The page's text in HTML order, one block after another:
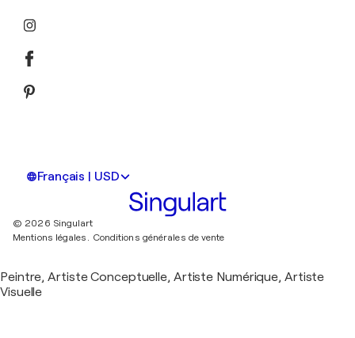
Français | USD
© 2026 Singulart
Mentions légales. Conditions générales de vente
Peintre, Artiste Conceptuelle, Artiste Numérique, Artiste
Visuelle